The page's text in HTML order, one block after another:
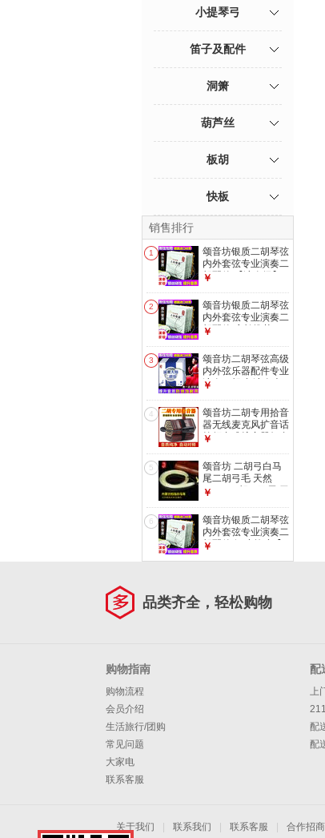
小提琴弓
笛子及配件
洞箫
葫芦丝
板胡
快板
销售排行
1
颂音坊银质二胡琴弦
内外套弦专业演奏二
胡配件 【演奏级】
￥
2
颂音坊银质二胡琴弦
内外套弦专业演奏二
胡配件 店长推荐:1
￥
3
颂音坊二胡琴弦高级
内外弦乐器配件专业
演奏二胡弦 演奏大
￥
4
颂音坊二胡专用拾音
器无线麦克风扩音话
筒领夹式扩音器舞台
音器标配（不含音
箱）
￥
5
颂音坊 二胡弓白马
尾二胡弓毛 天然
84CM二胡弓马尾 无
型公白马尾
￥
6
颂音坊银质二胡琴弦
内外套弦专业演奏二
胡配件 银弦外弦【2
￥
品类齐全，轻松购物
购物指南
购物流程
会员介绍
生活旅行/团购
常见问题
大家电
联系客服
配
上
配
配
关于我们 联系我们 联系客服 合作招商